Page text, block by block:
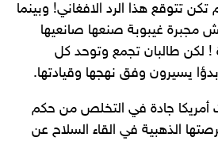
تتوقع هذا الرد الافغاني! وبينما
غيبوبة صنعها صانعيها
! لكن طالبان تجمع وتوحد كل
يسيرون وفق نهجها وقيادتها.
أمريكا جادة في التخلص من حكم
الذهبية في القاء السلاح عن